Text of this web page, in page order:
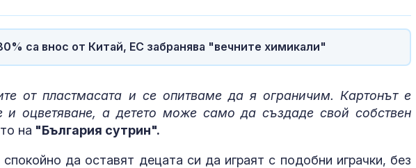
са внос от Китай, ЕС забранява "вечните химикали"
от пластмасата и се опитваме да я ограничим. Картонът е
и оцветяване, а детето може само да създаде свой собствен
на "България сутрин".
да оставят децата си да играят с подобни играчки, без
телефон в ръка зад
кара с лакти (ВИДЕО)
Медведев: Западът
използва Грузия като